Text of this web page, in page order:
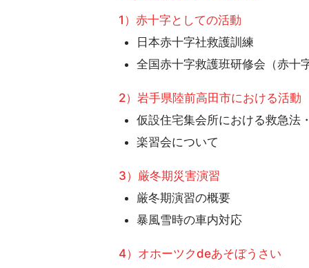
1）赤十字としての活動
日本赤十字社救護訓練
全国赤十字救護班研修会（赤十
2）岩手県陸前高田市における活動
仮設住宅集会所における救急法
楽習会について
3）厳冬期災害演習
厳冬期演習の概要
暴風雪時の車内対応
4）オホーツクdeあそぼうさい